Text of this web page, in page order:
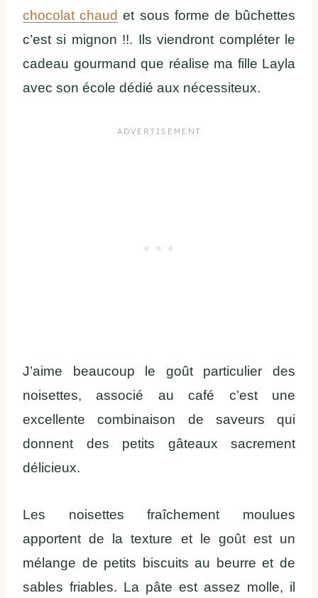
chocolat chaud et sous forme de bûchettes
c’est si mignon !!. Ils viendront compléter le
cadeau gourmand que réalise ma fille Layla
avec son école dédié aux nécessiteux.
J’aime beaucoup le goût particulier des
noisettes, associé au café c’est une
excellente combinaison de saveurs qui
donnent des petits gâteaux sacrement
délicieux.
Les noisettes fraîchement moulues
apportent de la texture et le goût est un
mélange de petits biscuits au beurre et de
sables friables. La pâte est assez molle, il